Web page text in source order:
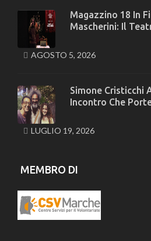
Magazzino 18 In
Mascherini: Il
AGOSTO 5, 2026
Simone Cristicchi
Incontro Che
LUGLIO 19, 2026
MEMBRO DI